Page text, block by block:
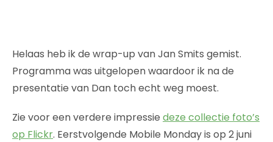
Helaas heb ik de wrap-up van Jan Smits gemist.
Programma was uitgelopen waardoor ik na de
presentatie van Dan toch echt weg moest.
Zie voor een verdere impressie deze collectie foto’s
op Flickr. Eerstvolgende Mobile Monday is op 2 juni